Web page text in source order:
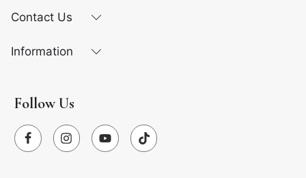
Contact Us
Information
Follow Us